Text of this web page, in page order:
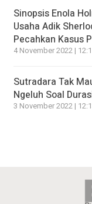
Sinopsis Enola
Usaha Adik
Pecahkan Kasus
4 November 2022 |
Sutradara Tak
Ngeluh Soal
3 November 2022 |